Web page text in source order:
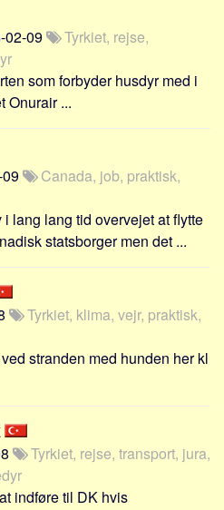
02-09
Tyrkiet, rejse,
som forbyder husdyr med i
Onurair ...
Canada, job, praktisk,
lang lang tid overvejet at flytte
statsborger men det ...
Tyrkiet, klima, vejr, praktisk,
stranden med hunden her kl
Tyrkiet, rejse, transport, jura,
indføre til DK hvis